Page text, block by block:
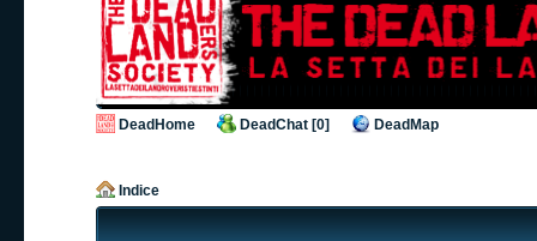
DeadHome DeadChat [0] DeadMap
Indice